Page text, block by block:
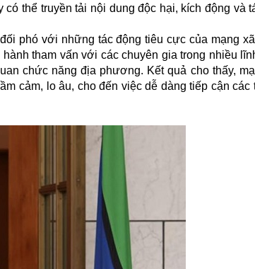
thể truyền tải nội dung độc hại, kích động và
phó với những tác động tiêu cực của mạng
tham vấn với các chuyên gia trong nhiều
chức năng địa phương. Kết quả cho thấy,
cảm, lo âu, cho đến việc dễ dàng tiếp cận các